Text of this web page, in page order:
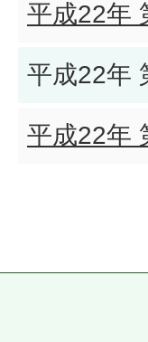
平成22年
平成22年
平成22年